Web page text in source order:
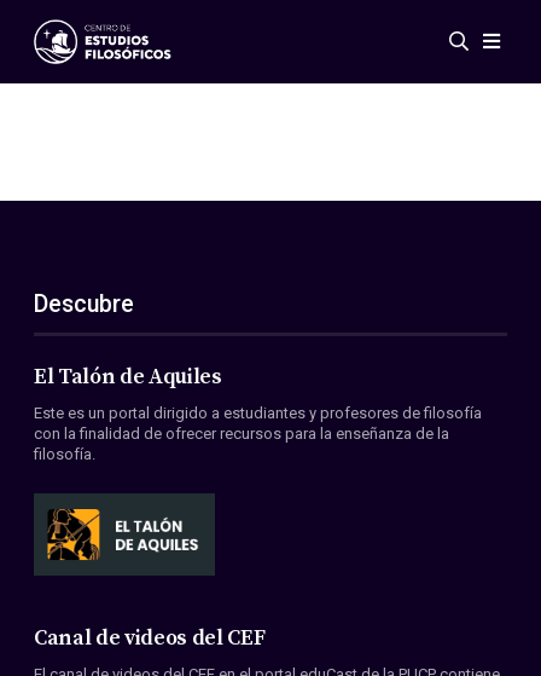
Eventos
ES
EN
Acerca de nosotros
Miembros
Convenios
Descubre
El Talón de Aquiles
Este es un portal dirigido a estudiantes y profesores de filosofía
con la finalidad de ofrecer recursos para la enseñanza de la
filosofía.
Canal de videos del CEF